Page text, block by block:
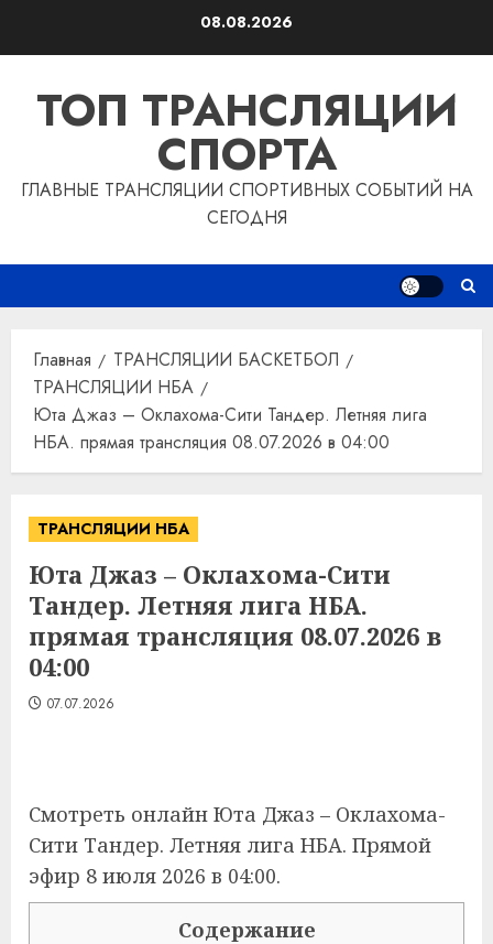
08.08.2026
ТОП ТРАНСЛЯЦИИ
СПОРТА
ГЛАВНЫЕ ТРАНСЛЯЦИИ СПОРТИВНЫХ СОБЫТИЙ НА
СЕГОДНЯ
Главная
ТРАНСЛЯЦИИ БАСКЕТБОЛ
ТРАНСЛЯЦИИ НБА
Юта Джаз – Оклахома-Сити Тандер. Летняя лига
НБА. прямая трансляция 08.07.2026 в 04:00
ТРАНСЛЯЦИИ НБА
Юта Джаз – Оклахома-Сити
Тандер. Летняя лига НБА.
прямая трансляция 08.07.2026 в
04:00
07.07.2026
Смотреть онлайн Юта Джаз – Оклахома-
Сити Тандер. Летняя лига НБА. Прямой
эфир 8 июля 2026 в 04:00.
Содержание